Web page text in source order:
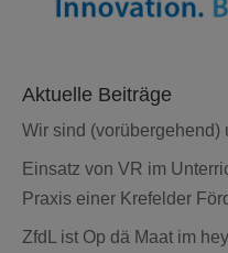
Aktuelle Beiträge
Wir sind (vorübergehend)
Einsatz von VR im
Praxis einer Krefelder
ZfdL ist Op dä Maat im